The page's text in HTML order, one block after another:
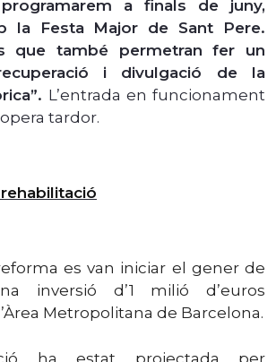
a finals de juny,
la Festa Major de Sant Pere.
que també permetran fer un
i divulgació de la
L’entrada en funcionament
tardor.
es van iniciar el gener de
inversió d’1 milió d’euros
Metropolitana de Barcelona.
ha estat projectada per